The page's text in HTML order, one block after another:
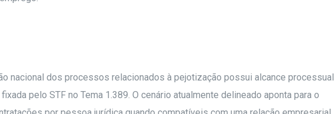
nacional dos processos relacionados à pejotização possui alcance
pelo STF no Tema 1.389. O cenário atualmente delineado aponta para o